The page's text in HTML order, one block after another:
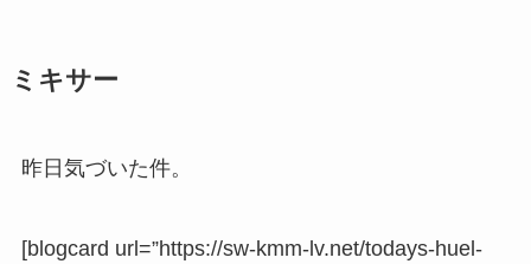
ミキサー
昨日気づいた件。
[blogcard url=”https://sw-kmm-lv.net/todays-huel-